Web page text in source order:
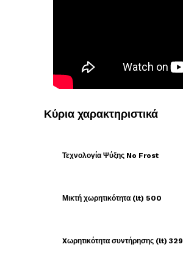
Κύρια χαρακτηριστικά
Τεχνολογία Ψύξης No Frost
Μικτή χωρητικότητα (lt) 500
Xωρητικότητα συντήρησης (lt) 329